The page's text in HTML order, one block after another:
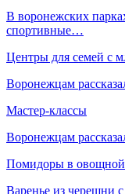
В воронежских
спортивные…
Центры для семей с
Воронежцам
Мастер-классы
Воронежцам
Помидоры в
Варенье из черешни с